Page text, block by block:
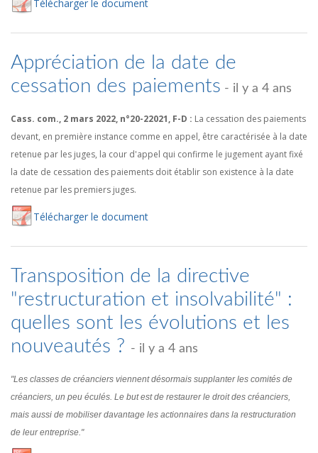
Télécharger le document
Appréciation de la date de
cessation des paiements - il y a 4 ans
Cass. com., 2 mars 2022, n°20-22021, F-D : La cessation des paiements
devant, en première instance comme en appel, être caractérisée à la date
retenue par les juges, la cour d'appel qui confirme le jugement ayant fixé
la date de cessation des paiements doit établir son existence à la date
retenue par les premiers juges.
Télécharger le document
Transposition de la directive
"restructuration et insolvabilité" :
quelles sont les évolutions et les
nouveautés ? - il y a 4 ans
"Les classes de créanciers viennent désormais supplanter les comités de
créanciers, un peu éculés. Le but est de restaurer le droit des créanciers,
mais aussi de mobiliser davantage les actionnaires dans la restructuration
de leur entreprise."